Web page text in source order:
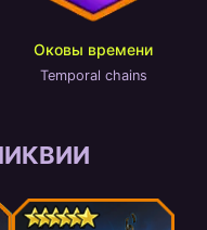
Оковы времени
Temporal chains